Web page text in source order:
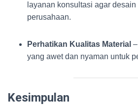
layanan konsultasi agar
perusahaan.
Perhatikan Kualitas Material
yang awet dan nyaman untuk
Kesimpulan